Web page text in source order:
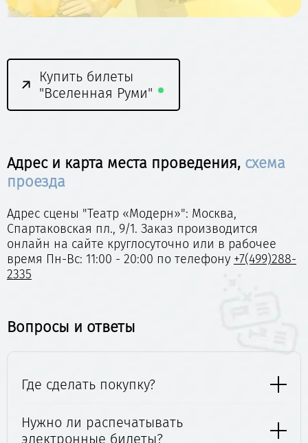
Купить билеты
"Вселенная Руми"
Адрес и карта места проведения, схема
проезда
Адрес сцены "Театр «Модерн»": Москва,
Спартаковская пл., 9/1. Заказ производится
онлайн на сайте круглосуточно или в рабочее
время Пн-Вс: 11:00 - 20:00 по телефону +7(499)288-
2335
Вопросы и ответы
Где сделать покупку?
Нужно ли распечатывать
электронные билеты?